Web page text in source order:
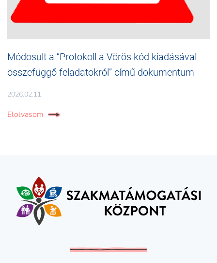
Módosult a “Protokoll a Vörös kód kiadásával
összefüggő feladatokról” című dokumentum
2026.02.11.
Elolvasom